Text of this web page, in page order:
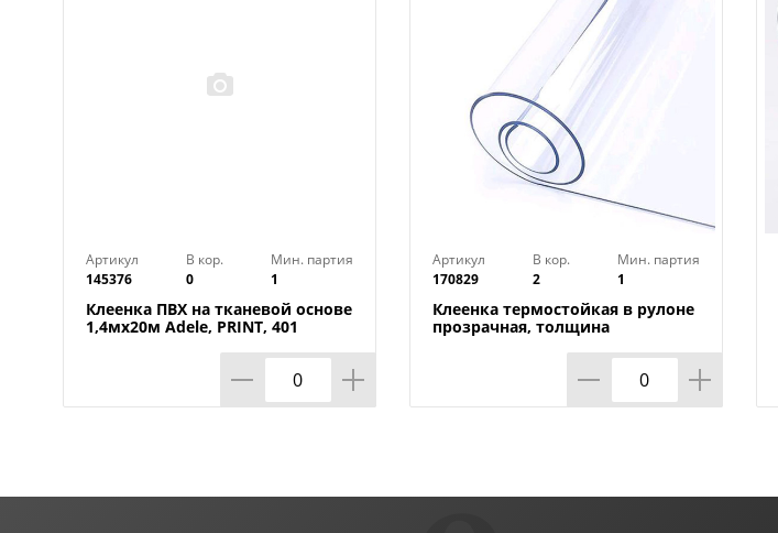
Артикул
145376
В кор.
0
Мин. партия
1
Клеенка ПВХ на тканевой основе
1,4мх20м Adele, PRINT, 401
Артикул
170829
В кор.
2
Мин. партия
1
Клеенка термостойкая в рулоне
прозрачная, толщина